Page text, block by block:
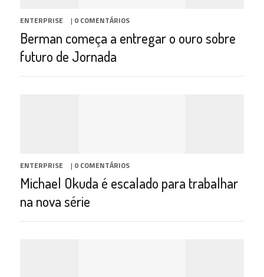
ENTERPRISE | 0 COMENTÁRIOS
Berman começa a entregar o ouro sobre
futuro de Jornada
ENTERPRISE | 0 COMENTÁRIOS
Michael Okuda é escalado para trabalhar
na nova série